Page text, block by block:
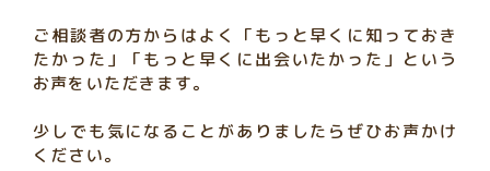
ご相談者の方からはよく「もっと早くに知っておき
たかった」「もっと早くに出会いたかった」という
お声をいただきます。
少しでも気になることがありましたらぜひお声かけ
ください。